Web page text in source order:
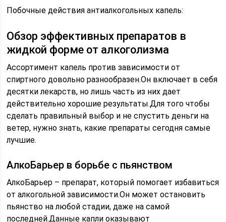
Побочные действия антиалкогольных капель:
Обзор эффективных препаратов в
жидкой форме от алкоголизма
Ассортимент капель против зависимости от
спиртного довольно разнообразен.Он включает в себя
десятки лекарств, но лишь часть из них дает
действительно хорошие результаты.Для того чтобы
сделать правильный выбор и не спустить деньги на
ветер, нужно знать, какие препараты сегодня самые
лучшие.
АлкоБарьер в борьбе с пьянством
АлкоБарьер – препарат, который помогает избавиться
от алкогольной зависимости.Он может остановить
пьянство на любой стадии, даже на самой
последней.Данные капли оказывают